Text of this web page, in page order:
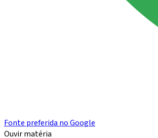
Fonte preferida no Google
Ouvir matéria